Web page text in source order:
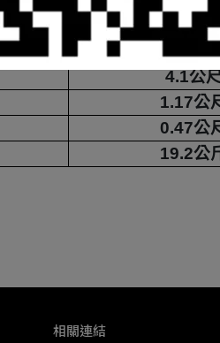
3,5 m
SET Tactical
4.1公尺
1.17公
0.47公
19.2公
相關連結